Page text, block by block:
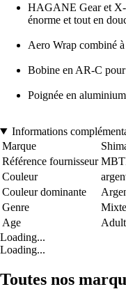
HAGANE Gear et X-
énorme et tout en
Aero Wrap combiné
Bobine en AR-C
Poignée en
Informations
Marque
Référence fournisseur
Couleur
Couleur dominante
Genre
Mixte
Age
Loading...
Loading...
Toutes nos